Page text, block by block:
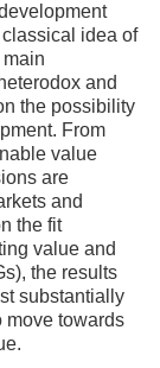
idea of
and
the possibility
From
value
are
and
the fit
value and
the results
substantially
move towards